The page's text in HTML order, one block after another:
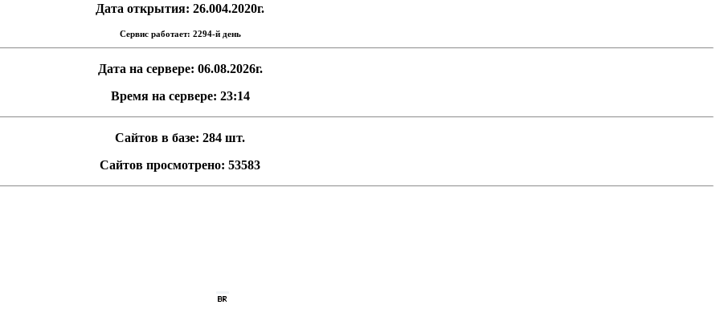
Дата открытия: 26.004.2020г.
Сервис работает: 2294-й день
Дата на сервере: 06.08.2026г.
Время на сервере: 23:14
Сайтов в базе: 284 шт.
Сайтов просмотрено: 53583